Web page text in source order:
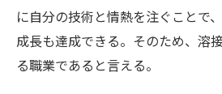
に自分の技術と情熱を注ぐことで
成長も達成できる。そのため、溶
る職業であると言える。